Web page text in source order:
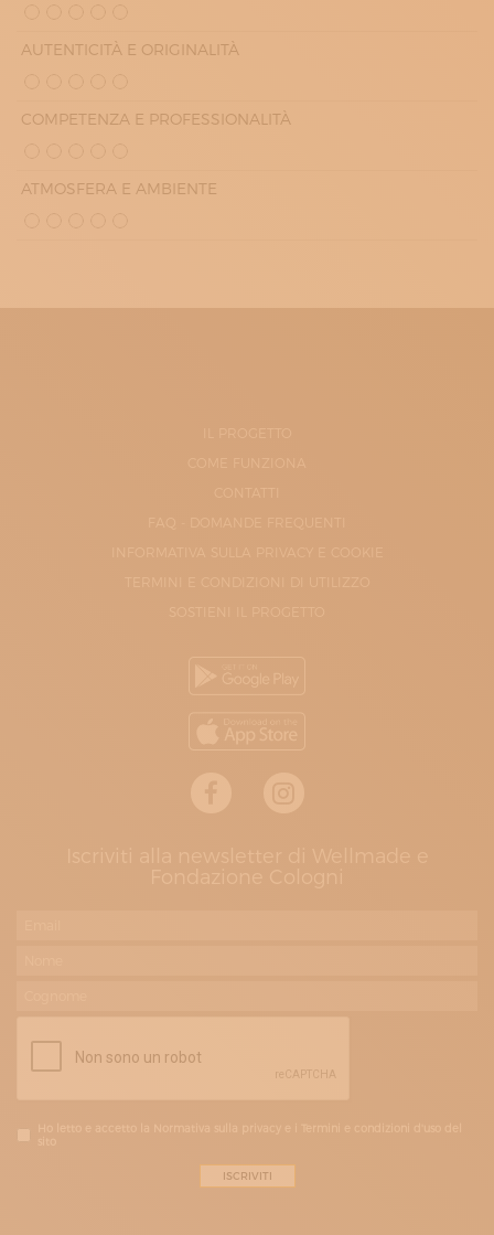
AUTENTICITÀ E ORIGINALITÀ
COMPETENZA E PROFESSIONALITÀ
ATMOSFERA E AMBIENTE